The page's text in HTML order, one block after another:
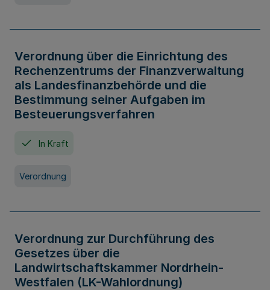
Verordnung über die Einrichtung des
Rechenzentrums der Finanzverwaltung
als Landesfinanzbehörde und die
Bestimmung seiner Aufgaben im
Besteuerungsverfahren
In Kraft
Verordnung
Verordnung zur Durchführung des
Gesetzes über die
Landwirtschaftskammer Nordrhein-
Westfalen (LK-Wahlordnung)